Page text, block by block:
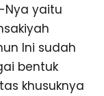
Nya yaitu
Ini sudah
bentuk
khusuknya